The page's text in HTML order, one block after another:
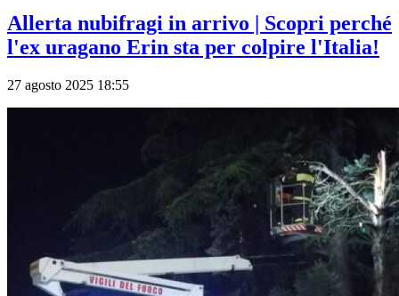
Allerta nubifragi in arrivo | Scopri perché
l'ex uragano Erin sta per colpire l'Italia!
27 agosto 2025 18:55